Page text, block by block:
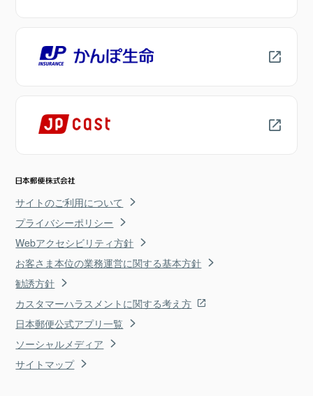
サイトのご利用について
プライバシーポリシー
Webアクセシビリティ方針
お客さま本位の業務運営に関する基本方針
勧誘方針
カスタマーハラスメントに関する考え方
日本郵便公式アプリ一覧
ソーシャルメディア
サイトマップ